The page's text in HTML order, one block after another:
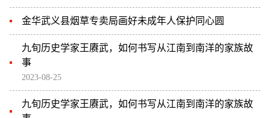
金华武义县烟草专卖局画好未成年人保护同心圆
九旬历史学家王赓武，如何书写从江南到南洋的家族故
事
2023-08-25
九旬历史学家王赓武，如何书写从江南到南洋的家族故